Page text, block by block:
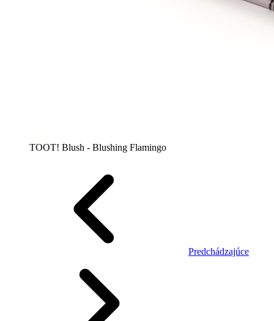
TOOT! Blush - Blushing Flamingo
Predchádzajúce